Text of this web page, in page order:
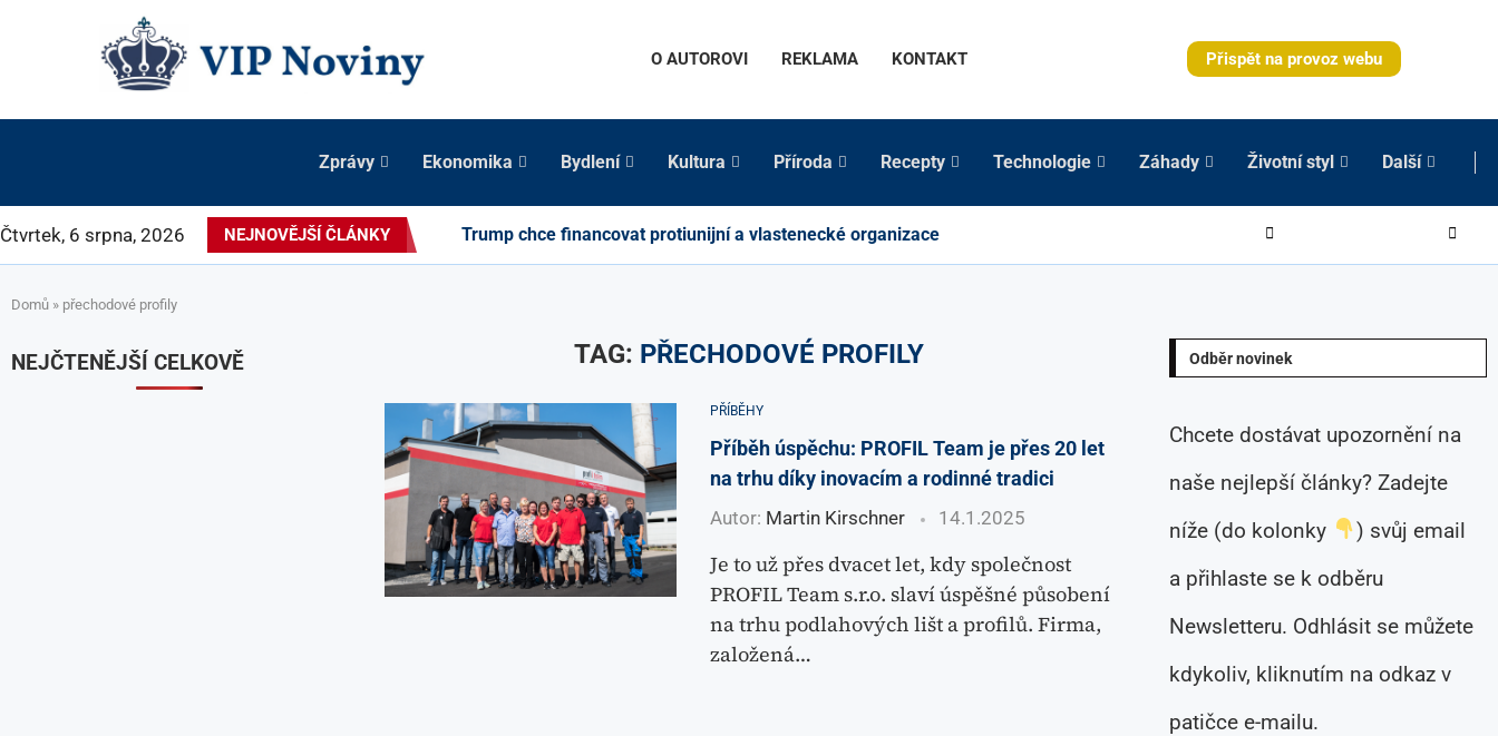
O AUTOROVI REKLAMA KONTAKT Přispět na provoz webu
Zprávy Ekonomika Bydlení Kultura Příroda Recepty Technologie Záhady Životní styl Další
Čtvrtek, 6 srpna, 2026 NEJNOVĚJŠÍ ČLÁNKY Trump chce financovat protiunijní a vlastenecké organizace
Domů » přechodové profily
TAG: PŘECHODOVÉ PROFILY
PŘÍBĚHY
Příběh úspěchu: PROFIL Team je přes 20 let
na trhu díky inovacím a rodinné tradici
Autor: Martin Kirschner 14.1.2025
Je to už přes dvacet let, kdy společnost
PROFIL Team s.r.o. slaví úspěšné působení
na trhu podlahových lišt a profilů. Firma,
založená…
Odběr novinek
Chcete dostávat upozornění na
naše nejlepší články? Zadejte
níže (do kolonky
) svůj email
a přihlaste se k odběru
Newsletteru. Odhlásit se můžete
kdykoliv, kliknutím na odkaz v
patičce e-mailu.
NEJČTENĚJŠÍ CELKOVĚ